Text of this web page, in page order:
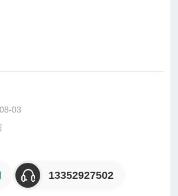
到拉力作用时其内部与固定丝网接触体之间
米表示。张力也可以用相对数值来表示。厘
值表示张力的一种，是通过张力仪自身重
数值（毫米）来计算，张力数值可从指示
从控制盘上间接得到。张力仪有手工操作和
03
13352927502